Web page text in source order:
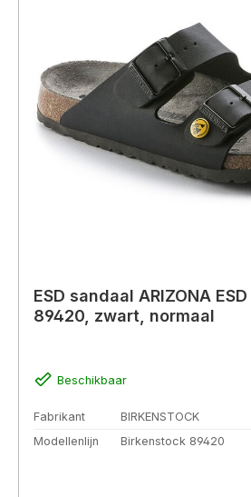
ESD sandaal ARIZONA
89420, zwart, normaal
Beschikbaar
Fabrikant
BIRKENSTOCK
Modellenlijn
Birkenstock 89420